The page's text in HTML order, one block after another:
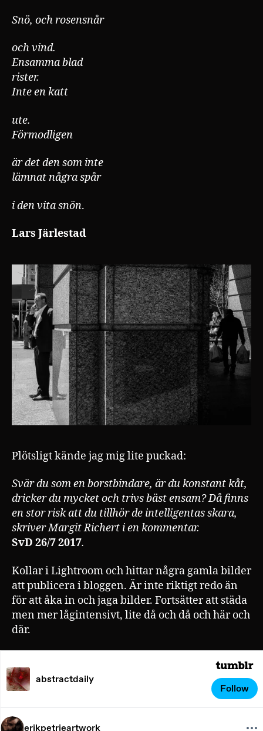
Snö, och rosensnår
och vind.
Ensamma blad
rister.
Inte en katt
ute.
Förmodligen
är det den som inte
lämnat några spår
i den vita snön.
Lars Järlestad
Plötsligt kände jag mig lite puckad:
Svär du som en borstbindare, är du konstant kåt,
dricker du mycket och trivs bäst ensam? Då finns
en stor risk att du tillhör de intelligentas skara,
skriver Margit Richert i en kommentar.
SvD 26/7 2017.
Kollar i Lightroom och hittar några gamla bilder
att publicera i bloggen. Är inte riktigt redo än
för att åka in och jaga bilder. Fortsätter att städa
men mer lågintensivt, lite då och då och här och
där.